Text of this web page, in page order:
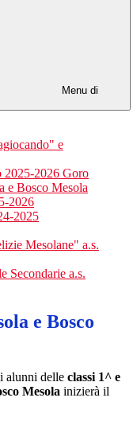
Menu di
e
2025-2026 Goro
e Bosco Mesola
2026
2025
Mesolane" a.s.
Secondarie a.s.
e Bosco
alunni delle classi 1^ e
Mesola inizierà il